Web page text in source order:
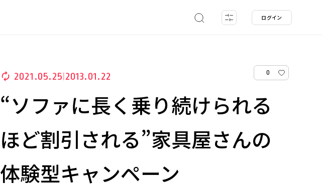
ログイン
2021.05.25 2013.01.22 0
“ソファに長く乗り続けられる
ほど割引される”家具屋さんの
体験型キャンペーン